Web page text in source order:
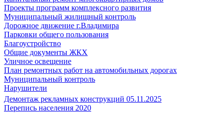
Проекты программ комплексного развития
Муниципальный жилищный контроль
Дорожное движение г.Владимира
Парковки общего пользования
Благоустройство
Общие документы ЖКХ
Уличное освещение
План ремонтных работ на автомобильных дорогах
Муниципальный контроль
Нарушители
Демонтаж рекламных конструкций 05.11.2025
Перепись населения 2020